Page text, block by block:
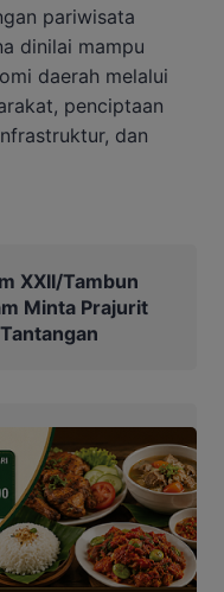
pariwisata
dinilai mampu
daerah melalui
penciptaan
dan
XXII/Tambun
Minta Prajurit